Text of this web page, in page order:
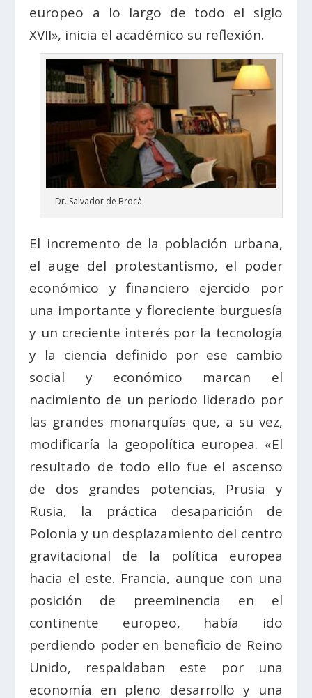
europeo a lo largo de todo el siglo
XVII», inicia el académico su reflexión.
Dr. Salvador de Brocà
El incremento de la población urbana,
el auge del protestantismo, el poder
económico y financiero ejercido por
una importante y floreciente burguesía
y un creciente interés por la tecnología
y la ciencia definido por ese cambio
social y económico marcan el
nacimiento de un período liderado por
las grandes monarquías que, a su vez,
modificaría la geopolítica europea. «El
resultado de todo ello fue el ascenso
de dos grandes potencias, Prusia y
Rusia, la práctica desaparición de
Polonia y un desplazamiento del centro
gravitacional de la política europea
hacia el este. Francia, aunque con una
posición de preeminencia en el
continente europeo, había ido
perdiendo poder en beneficio de Reino
Unido, respaldaban este por una
economía en pleno desarrollo y una